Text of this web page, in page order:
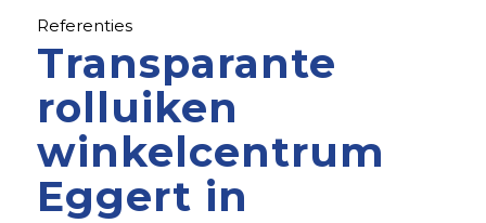
Referenties
Transparante
rolluiken
winkelcentrum
Eggert in